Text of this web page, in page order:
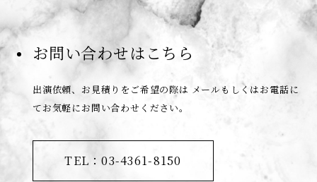
お問い合わせはこちら
出演依頼、お見積りをご希望の際は メールもしくはお電話に
てお気軽にお問い合わせください。
TEL：03-4361-8150